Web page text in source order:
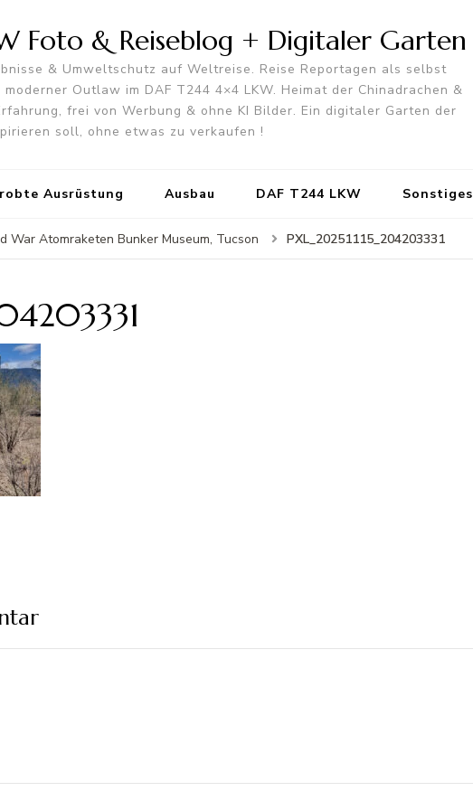
Foto & Reiseblog + Digitaler Garten
& Umweltschutz auf Weltreise. Reise Reportagen als selbst
Outlaw im DAF T244 4×4 LKW. Heimat der Chinadrachen &
frei von Werbung & ohne KI Bilder. Ein digitaler Garten der
soll, ohne etwas zu verkaufen !
Ausrüstung Ausbau DAF T244 LKW Sonstiges
War Atomraketen Bunker Museum, Tucson PXL_20251115_204203331